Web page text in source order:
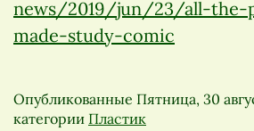
news/2019/jun/23/all-the-
made-study-comic
Опубликованные Пятница, 30
категории Пластик